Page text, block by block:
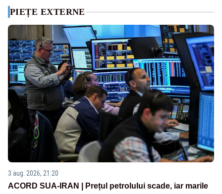
PIEȚE EXTERNE
3 aug. 2026, 21:20
ACORD SUA-IRAN | Prețul petrolului scade, iar marile